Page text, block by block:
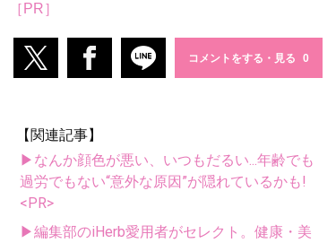
［PR］
コメントをする・見る
【関連記事】
▶なんか顔色が悪い、いつもだるい...年齢でも
過労でもない“意外な原因”が隠れているかも!
<PR>
▶編集部のiHerb愛用者がセレクト。健康・美